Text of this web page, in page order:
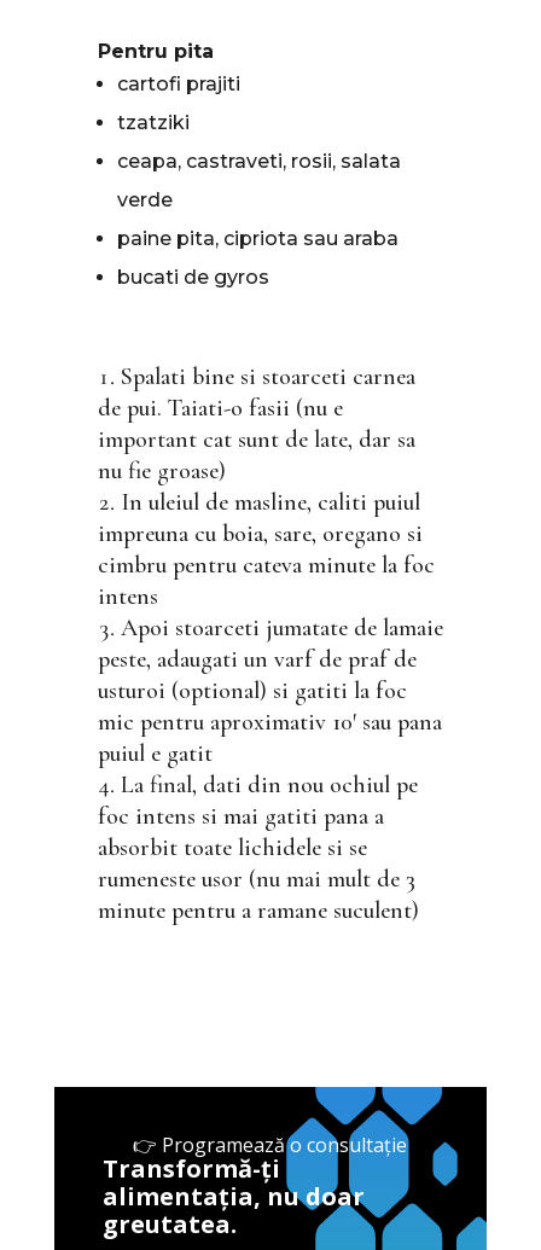
Pentru pita
cartofi prajiti
tzatziki
ceapa, castraveti, rosii, salata
verde
paine pita, cipriota sau araba
bucati de gyros
Spalati bine si stoarceti carnea
de pui. Taiati-o fasii (nu e
important cat sunt de late, dar sa
nu fie groase)
In uleiul de masline, caliti puiul
impreuna cu boia, sare, oregano si
cimbru pentru cateva minute la foc
intens
Apoi stoarceti jumatate de lamaie
peste, adaugati un varf de praf de
usturoi (optional) si gatiti la foc
mic pentru aproximativ 10′ sau pana
puiul e gatit
La final, dati din nou ochiul pe
foc intens si mai gatiti pana a
absorbit toate lichidele si se
rumeneste usor (nu mai mult de 3
minute pentru a ramane suculent)
👉 Programează o consultație
Transformă-ți
alimentația, nu doar
greutatea.